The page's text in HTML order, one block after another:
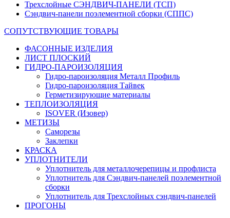
Трехслойные СЭНДВИЧ-ПАНЕЛИ (ТСП)
Сэндвич-панели поэлементной сборки (СППС)
СОПУТСТВУЮЩИЕ ТОВАРЫ
ФАСОННЫЕ ИЗДЕЛИЯ
ЛИСТ ПЛОСКИЙ
ГИДРО-ПАРОИЗОЛЯЦИЯ
Гидро-пароизоляция Металл Профиль
Гидро-пароизоляция Тайвек
Герметизирующие материалы
ТЕПЛОИЗОЛЯЦИЯ
ISOVER (Изовер)
МЕТИЗЫ
Саморезы
Заклепки
КРАСКА
УПЛОТНИТЕЛИ
Уплотнитель для металлочерепицы и профлиста
Уплотнитель для Сэндвич-панелей поэлементной
сборки
Уплотнитель для Трехслойных сэндвич-панелей
ПРОГОНЫ